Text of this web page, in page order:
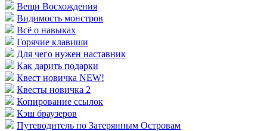
Вещи Восхождения
Видимость монстров
Всё о навыках
Горячие клавиши
Для чего нужен наставник
Как дарить подарки
Квест новичка NEW!
Квесты новичка 2
Копирование ссылок
Кэш браузеров
Путеводитель по Затерянным Островам